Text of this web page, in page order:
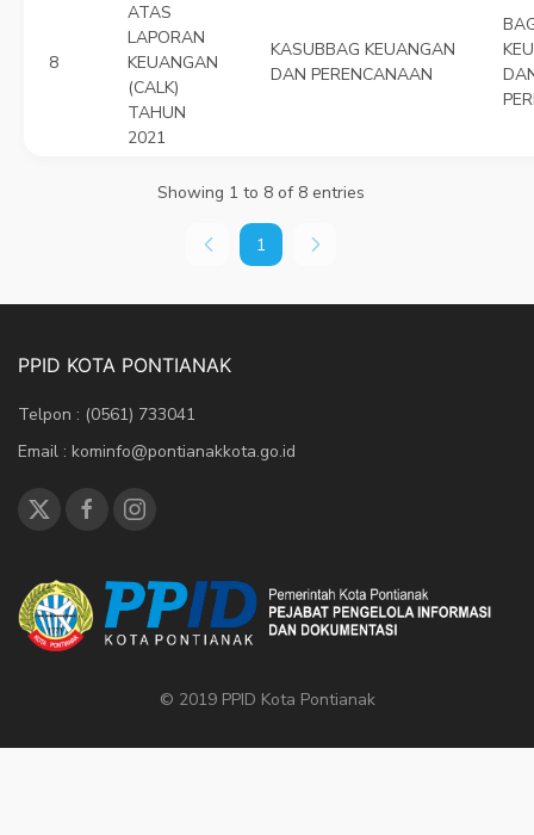
8
ATAS
LAPORAN
KEUANGAN
(CALK)
TAHUN
2021
KASUBBAG KEUANGAN
DAN PERENCANAAN
Showing 1 to 8 of 8 entries
1
PPID KOTA PONTIANAK
Telpon : (0561) 733041
Email : kominfo@pontianakkota.go.id
© 2019 PPID Kota Pontianak